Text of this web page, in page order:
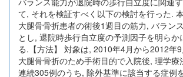
て, それを検証すべく以下の検討を行った.
大腿骨骨折患者の術後1週目の筋力, バラン
とし, 退院時歩行自立度の予測因子を明らか
る.【方法】 対象は, 2010年4月から2012年
大腿骨骨折のため手術目的で入院後, 理学療
連続305例のうち, 除外基準に該当する症例